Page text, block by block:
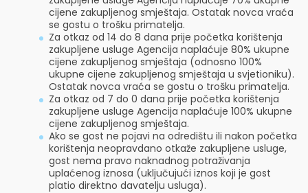
cijene zakupljenog smještaja. Ostatak novca vraća
se gostu o trošku primatelja.
Za otkaz od 14 do 8 dana prije početka korištenja
zakupljene usluge Agencija naplaćuje 80% ukupne
cijene zakupljenog smještaja (odnosno 100%
ukupne cijene zakupljenog smještaja u svjetioniku).
Ostatak novca vraća se gostu o trošku primatelja.
Za otkaz od 7 do 0 dana prije početka korištenja
zakupljene usluge Agencija naplaćuje 100% ukupne
cijene zakupljenog smještaja.
Ako se gost ne pojavi na odredištu ili nakon početka
korištenja neopravdano otkaže zakupljene usluge,
gost nema pravo naknadnog potraživanja
uplaćenog iznosa (uključujući iznos koji je gost
platio direktno davatelju usluga).